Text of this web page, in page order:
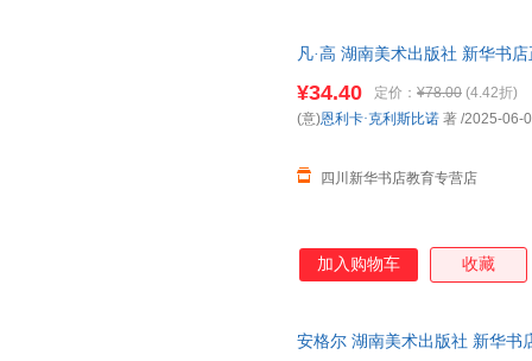
凡·高 湖南美术出版社 新华书
¥34.40 定价： ¥78.00 (4.42折)
四川新华书店教育专营店
(意)恩利卡·克利斯比诺 著 /2025-06-
加入购物车 收藏
安格尔 湖南美术出版社 新华书